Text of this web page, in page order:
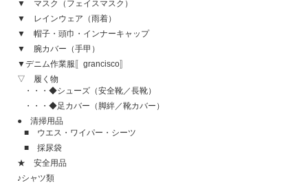
▼ マスク（フェイスマスク）
▼ レインウェア（雨着）
▼ 帽子・頭巾・インナーキャップ
▼ 腕カバー（手甲）
▼デニム作業服〚grancisco〛
▽ 履く物
・・・◆シューズ（安全靴／長靴）
・・・◆足カバー（脚絆／靴カバー）
● 清掃用品
■ ウエス・ワイパー・シーツ
■ 採尿袋
★ 安全用品
♪シャツ類